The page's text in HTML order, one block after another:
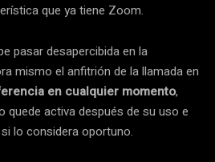
que ya tiene Zoom.
pasar desapercibida en la
mismo el anfitrión de la llamada en
en cualquier momento,
quede activa después de su uso e
lo considera oportuno.